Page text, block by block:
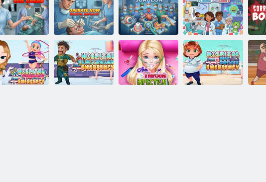
Operuoti dabar:
kelio chirurgija
Veikti dabar:
dantų
implantavimas
Ligoninės
chirurgas
Pepi ligoninė
Mokykitės ir
rūpinkitės